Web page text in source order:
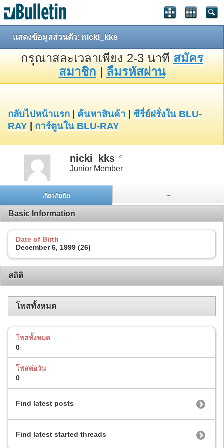
แสดงข้อมูลส่วนตัว: nicki_kks
กรุณาสละเวลาเพียง 2-3 นาที สมัคร
สมาชิก | ลืมรหัสผ่าน
กลับไปหน้าแรก ค้นหาสินค้า
ซีรี่ย์ฝรั่งใน BLU-
RAY
การ์ตูนใน BLU-RAY
nicki_kks
Junior Member
เกี่ยวกับฉัน ...
Basic Information
Date of Birth
December 6, 1999 (26)
สถิติ
โพสทั้งหมด
โพสทั้งหมด
0
โพสต่อวัน
0
Find latest posts
Find latest started threads